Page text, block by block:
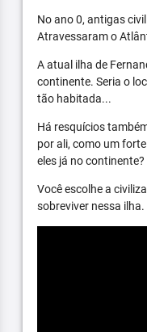
No ano 0, antigas
Atravessaram o
A atual ilha de
continente. Seria o
tão habitada...
Há resquícios
por ali, como um
eles já no continente?
Você escolhe a
sobreviver nessa ilha.